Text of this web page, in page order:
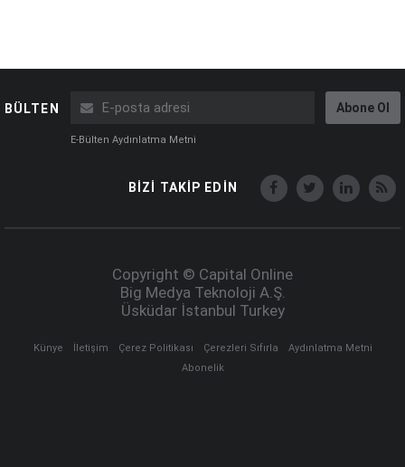
BÜLTEN Abone Ol
E-Bülten Aydınlatma Metni
BİZİ TAKİP EDİN
Copyright © Capital Online
Big Medya Teknoloji A.Ş.
Üsküdar İstanbul Turkey
Künye İletişim Çerez Politikası Çerezleri Sıfırla
Aydınlatma Metni
Abonelik